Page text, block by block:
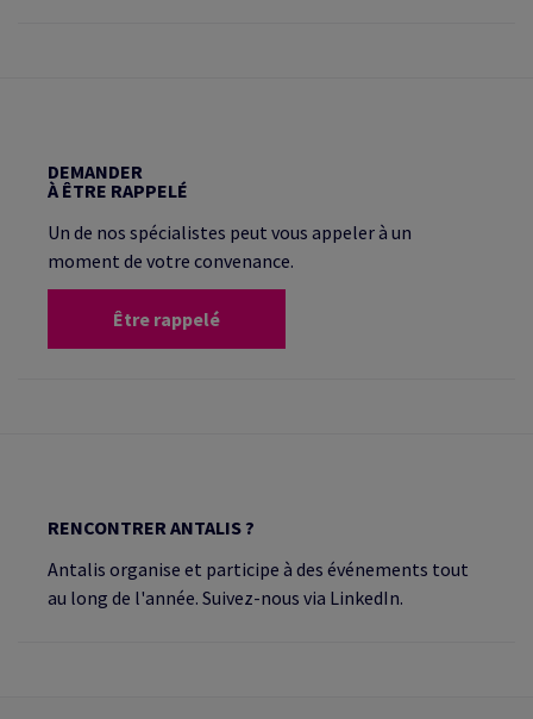
DEMANDER
À ÊTRE RAPPELÉ
Un de nos spécialistes peut vous appeler à un
moment de votre convenance.
Être rappelé
RENCONTRER ANTALIS ?
Antalis organise et participe à des événements tout
au long de l'année. Suivez-nous via LinkedIn.